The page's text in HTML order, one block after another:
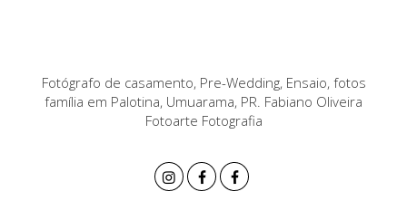
Fotógrafo de casamento, Pre-Wedding, Ensaio, fotos
família em Palotina, Umuarama, PR. Fabiano Oliveira
Fotoarte Fotografia